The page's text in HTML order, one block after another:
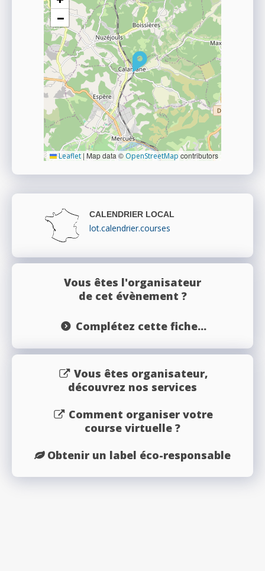
−
Leaflet | Map data © OpenStreetMap contributors
CALENDRIER LOCAL
lot.calendrier.courses
Vous êtes l'organisateur
de cet évènement ?
Complétez cette fiche...
Vous êtes organisateur,
découvrez nos services
Comment organiser votre
course virtuelle ?
Obtenir un label éco-responsable